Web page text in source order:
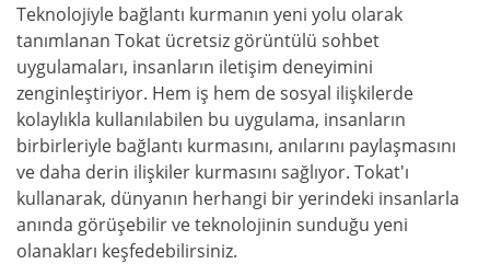
Teknolojiyle bağlantı kurmanın yeni yolu olarak
tanımlanan Tokat ücretsiz görüntülü sohbet
uygulamaları, insanların iletişim deneyimini
zenginleştiriyor. Hem iş hem de sosyal ilişkilerde
kolaylıkla kullanılabilen bu uygulama, insanların
birbirleriyle bağlantı kurmasını, anılarını paylaşmasını
ve daha derin ilişkiler kurmasını sağlıyor. Tokat'ı
kullanarak, dünyanın herhangi bir yerindeki insanlarla
anında görüşebilir ve teknolojinin sunduğu yeni
olanakları keşfedebilirsiniz.